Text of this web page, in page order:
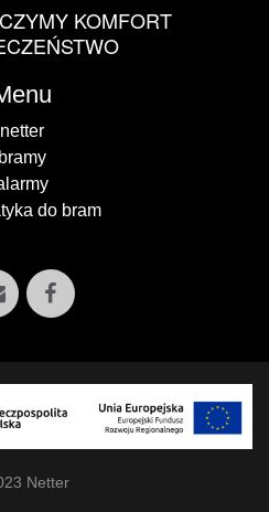
KOMFORT
netter
bramy
do bram
Netter